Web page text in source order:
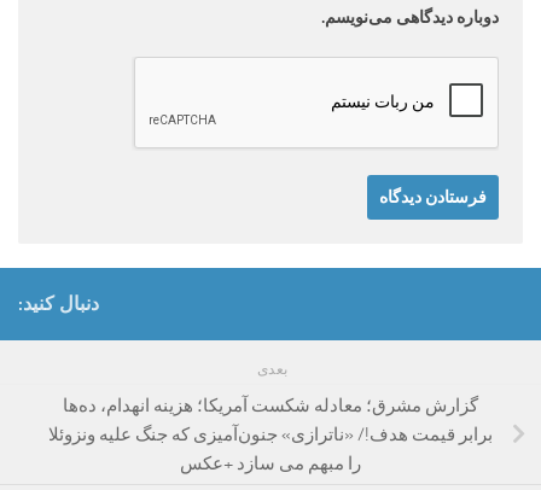
دوباره دیدگاهی می‌نویسم.
دنبال کنید:
بعدی
گزارش مشرق؛ معادله شکست آمریکا؛ هزینه انهدام، ده‌ها
برابر قیمت هدف!/ «ناترازی» جنون‌آمیزی که جنگ علیه ونزوئلا
را مبهم می سازد +عکس